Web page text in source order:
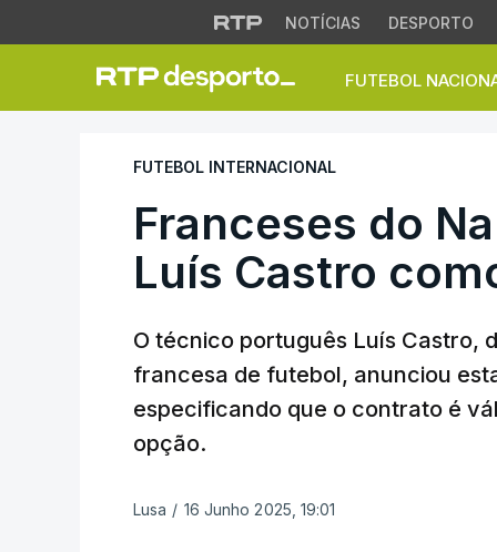
NOTÍCIAS DESPORTO
FUTEBOL
Franceses do
FUTEBOL INTERNACIONAL
Franceses do
Luís Castro
O técnico português Luís Castro,
francesa de futebol, anunciou
especificando que o contrato é
opção.
Lusa / 16 Junho 2025, 19:01